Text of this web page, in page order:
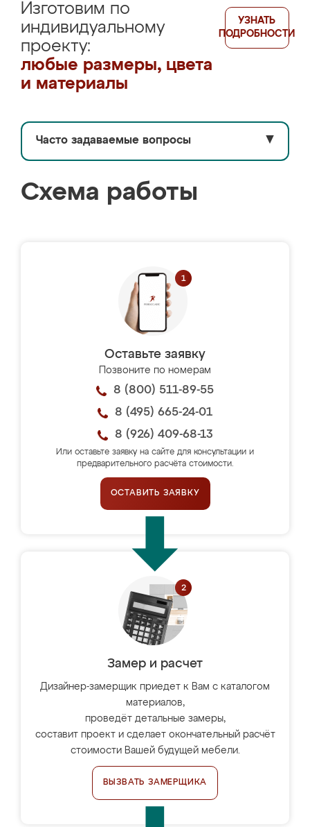
Изготовим по
индивидуальному
проекту:
любые размеры, цвета
и материалы
УЗНАТЬ
ПОДРОБНОСТИ
Часто задаваемые вопросы ▼
Схема работы
Оставьте заявку
Позвоните по номерам
8 (800) 511-89-55
8 (495) 665-24-01
8 (926) 409-68-13
Или оставьте заявку на сайте для консультации и
предварительного расчёта стоимости.
ОСТАВИТЬ ЗАЯВКУ
Замер и расчет
Дизайнер-замерщик приедет к Вам с каталогом
материалов,
проведёт детальные замеры,
составит проект и сделает окончательный расчёт
стоимости Вашей будущей мебели.
ВЫЗВАТЬ ЗАМЕРЩИКА